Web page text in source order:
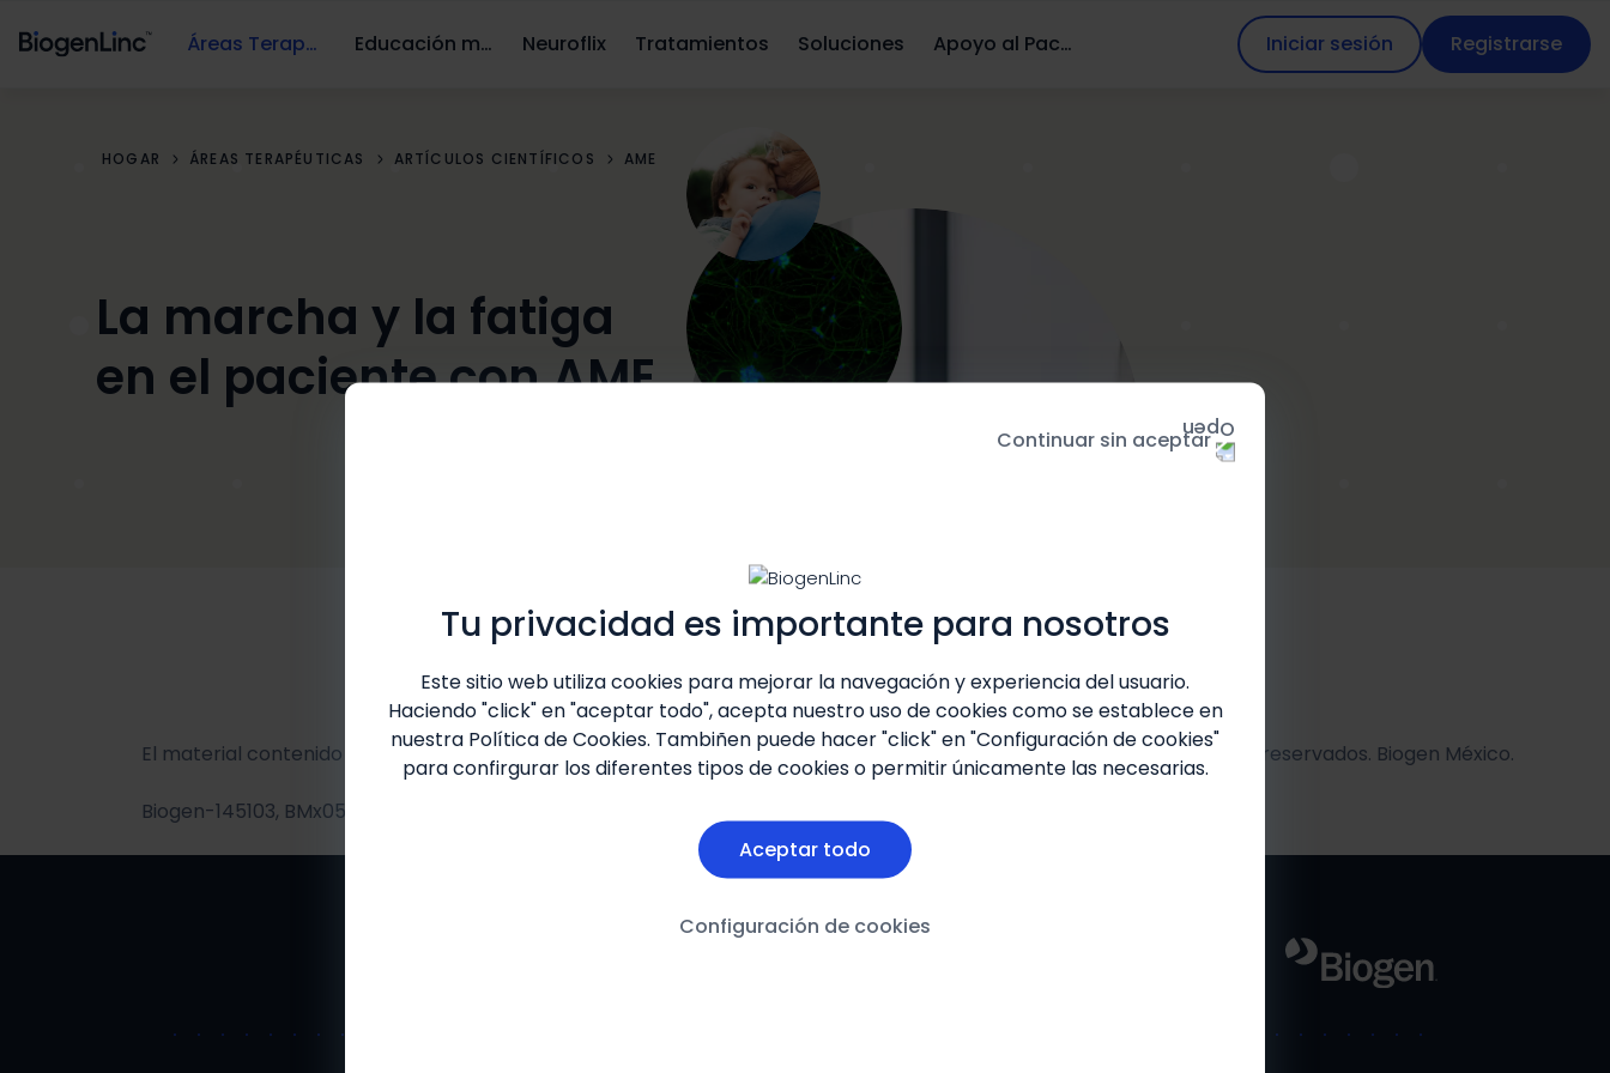
Tu privacidad es importante para nosotros
Este sitio web utiliza cookies para mejorar la navegación y experiencia del usuario.
Haciendo "click" en "aceptar todo", acepta nuestro uso de cookies como se establece en
nuestra Política de Cookies. Tambiñen puede hacer "click" en "Configuración de cookies"
para confirgurar los diferentes tipos de cookies o permitir únicamente las necesarias.
Aceptar todo
Configuración de cookies
Continuar sin aceptar
Áreas Terapéuticas Educación médica Neuroflix Tratamientos Soluciones Apoyo al Paciente Iniciar sesión Registrarse
HOGAR ÁREAS TERAPÉUTICAS ARTÍCULOS CIENTÍFICOS AME
La marcha y la fatiga
en el paciente con AME
El material contenido es sólo para uso de profesionales de la salud, prohibida la reproducción total o parcial. Derechos reservados. Biogen México.
Biogen-145103, BMx05.02.